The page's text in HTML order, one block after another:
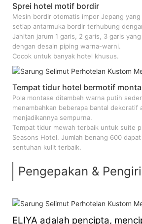
Sprei hotel motif bordir
Mesin bordir otomatis impor Jepang
setiap antarmuka bordir terhubung
Jahitan jarum 1 garis, 2 garis, 3 garis
dengan desain piping warna-warni.
Cocok untuk banyak hotel khusus.
Tempat tidur hotel bermotif
Pola montase ditambah warna putih
menambahkan beberapa bantal dekoratif
menjadikannya sempurna.
Tempat tidur mewah terbaik untuk suite
Seasons Hotel. Jumlah benang 600
sentuhan kulit terbaik.
Pengepakan &
ELIYA adalah pencipta,